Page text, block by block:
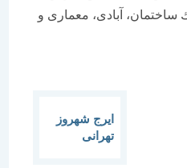
آبادی، معماری و
ایرج شهروز